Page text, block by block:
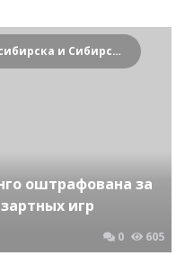
Криминальные новости Новосибирска и Сибирского региона
оштрафована за
игр
0 605